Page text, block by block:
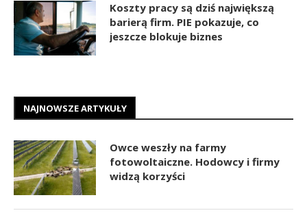
Koszty pracy są dziś największą
barierą firm. PIE pokazuje, co
jeszcze blokuje biznes
NAJNOWSZE ARTYKUŁY
Owce weszły na farmy
fotowoltaiczne. Hodowcy i firmy
widzą korzyści